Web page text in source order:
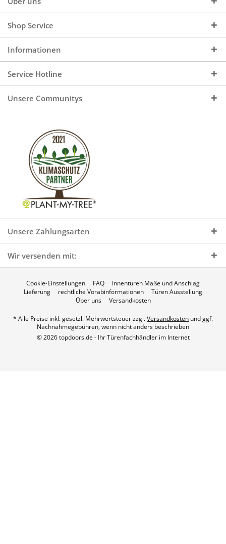
Shop Service
Informationen
Service Hotline
Unsere Communitys
Unsere Zahlungsarten
Wir versenden mit:
Cookie-Einstellungen FAQ
Innentüren Maße und Anschlag
Lieferung
rechtliche Vorabinformationen
Türen Ausstellung
Über uns
Versandkosten
* Alle Preise inkl. gesetzl. Mehrwertsteuer zzgl.Versandkosten und ggf.
Nachnahmegebühren, wenn nicht anders beschrieben
© 2026 topdoors.de - Ihr Türenfachhändler im Internet